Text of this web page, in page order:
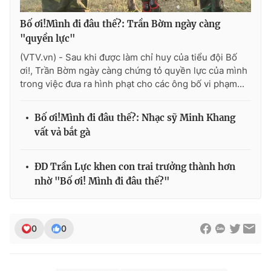
THỜI BÁO VTV
Theo dõi báo trên
Cơ quan báo chí:Thời báo VTV
Giấy phép hoạt động báo in và báo điện tử số 483/GP-BTTTT
Phó Tổng Biên tập:
Nguyễn Thị Mỹ Hạnh, Phạm Quốc Thắng,
Bố ơi!Mình đi đâu thế?: Trần Bờm ngày càng
"quyền lực"
(VTV.vn) - Sau khi được làm chỉ huy của tiểu đội Bố
ơi!, Trần Bờm ngày càng chứng tỏ quyền lực của mình
trong việc đưa ra hình phạt cho các ông bố vi phạm...
Bố ơi!Mình đi đâu thế?: Nhạc sỹ Minh Khang
vất vả bắt gà
ĐD Trần Lực khen con trai trưởng thành hơn
nhờ "Bố ơi! Mình đi đâu thế?"
0 0